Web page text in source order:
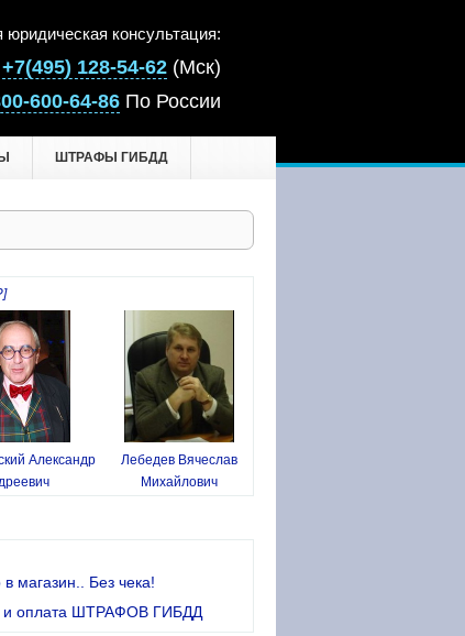
юридическая консультация:
+7(495) 128-54-62 (Мск)
600-64-86 По России
ШТРАФЫ ГИБДД
Александр
Лебедев Вячеслав
Михайлович
в магазин.. Без чека!
и оплата ШТРАФОВ ГИБДД